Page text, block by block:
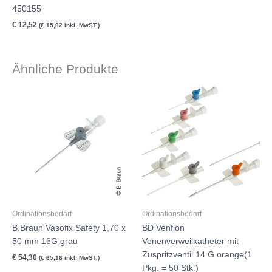
450155
€ 12,52 (€ 15,02 inkl. MwST.)
Ähnliche Produkte
Ordinationsbedarf
B.Braun Vasofix Safety 1,70 x
50 mm 16G grau
€ 54,30 (€ 65,16 inkl. MwST.)
Ordinationsbedarf
BD Venflon
Venenverweilkatheter mit
Zuspritzventil 14 G orange(1
Pkg. = 50 Stk.)